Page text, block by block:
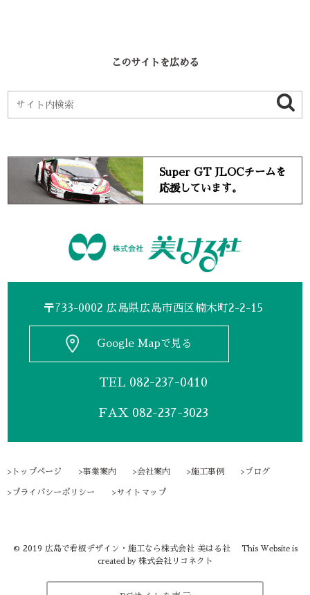
このサイトを広める
Super GT JLOCチームを
応援しています。
〒733-0002 広島県広島市西区楠木町2-2-15
Google Mapで見る
TEL 082-237-0410
FAX 082-237-3023
トップページ 事業案内 会社案内 施工事例 ブログ
プライバシーポリシー サイトマップ
© 2019 広島で看板デザイン・施工なら株式会社 美はる社
This Website is
created by 株式会社リコネクト